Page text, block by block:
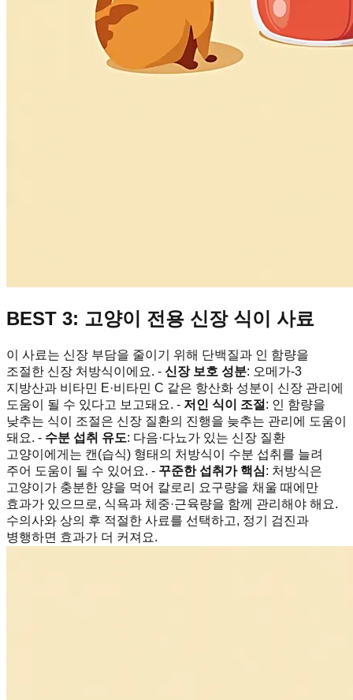
BEST 3: 고양이 전용 신장 식이 사료
이 사료는 신장 부담을 줄이기 위해 단백질과 인 함량을
조절한 신장 처방식이에요. - 신장 보호 성분: 오메가-3
지방산과 비타민 E·비타민 C 같은 항산화 성분이 신장 관리에
도움이 될 수 있다고 보고돼요. - 저인 식이 조절 : 인 함량을
낮추는 식이 조절은 신장 질환의 진행을 늦추는 관리에 도움이
돼요. - 수분 섭취 유도: 다음·다뇨가 있는 신장 질환
고양이에게는 캔(습식) 형태의 처방식이 수분 섭취를 늘려
주어 도움이 될 수 있어요. - 꾸준한 섭취가 핵심: 처방식은
고양이가 충분한 양을 먹어 칼로리 요구량을 채울 때에만
효과가 있으므로, 식욕과 체중·근육량을 함께 관리해야 해요.
수의사와 상의 후 적절한 사료를 선택하고, 정기 검진과
병행하면 효과가 더 커져요.